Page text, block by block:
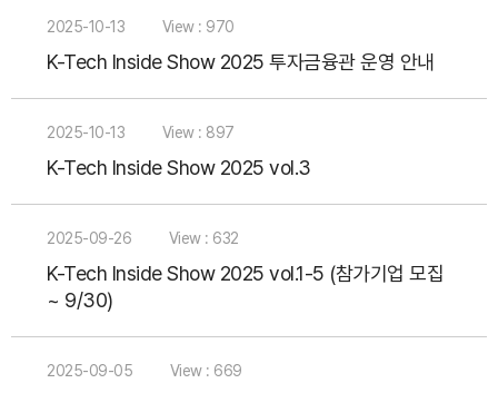
2025-10-13 View : 970
K-Tech Inside Show 2025 투자금융관 운영 안내
2025-10-13 View : 897
K-Tech Inside Show 2025 vol.3
2025-09-26 View : 632
K-Tech Inside Show 2025 vol.1-5 (참가기업 모집
~ 9/30)
2025-09-05 View : 669